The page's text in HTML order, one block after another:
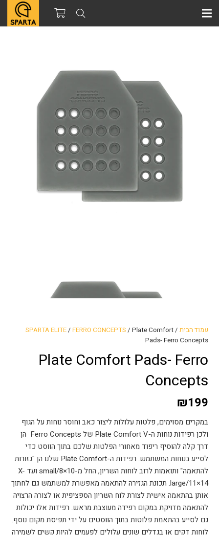
עמוד הבית /
SPARTA ELITE/ FERRO CONCEPTS / Plate Comfort
Pads- Ferro Concepts
Plate Comfort Pads- Ferro
Concepts
₪199
במקרים מסוימים, פלטות עלולות ליצור כאב וחוסר נוחות על הגוף
ולכן רפידות נוחות ה-Plate Comfort V של Ferro Concepts הן
דרך קלה להוסיף ריפוד מאחורי הפלטות שלכם בתוך הווסט כדי
לסייע בנוחות המשתמש. רפידות ה-Plate Comfort שלנו הן "גזורות
להתאמה" ותואמות לרוב לוחות השריון, החל מ-small/8×10 ועד X-
large/11×14. תכונת הגזירה להתאמה מאפשרת למשתמש גם לחתוך
אותן בהתאמה אישית לצורת לוח השריון הספציפית או לצורה הרצויה
להתאמה מדויקת במקום רפידה מעוצבת מראש. רפידות אלו יכולות
גם לסייע בהתאמת פלוטות בתוך הווסטים על ידי תפיסת מקום נוסף.
לוחות דקים או בגדלים שונים עלולים לפעמים להיות קשים לשמירה